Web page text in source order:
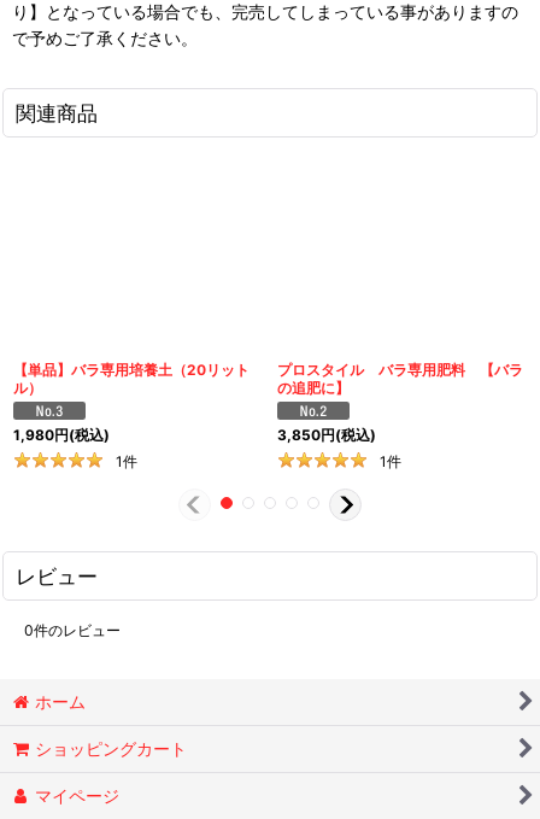
り】となっている場合でも、完売してしまっている事がありますの
で予めご了承ください。
関連商品
【単品】バラ専用培養土（20リット
ル）
1,980円(税込)
1件
プロスタイル バラ専用肥料 【バラ
の追肥に】
3,850円(税込)
1件
レビュー
0件のレビュー
ホーム
ショッピングカート
マイページ